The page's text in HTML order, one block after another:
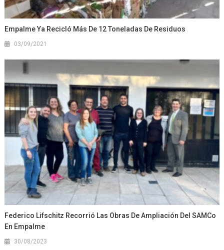
Empalme Ya Recicló Más De 12 Toneladas De Residuos
03/09/2021
Federico Lifschitz Recorrió Las Obras De Ampliación Del SAMCo
En Empalme
30/08/2023